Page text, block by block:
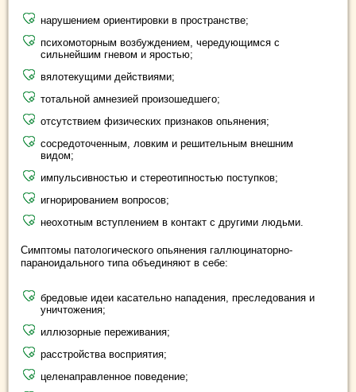
нарушением ориентировки в пространстве;
психомоторным возбуждением, чередующимся с
сильнейшим гневом и яростью;
вялотекущими действиями;
тотальной амнезией произошедшего;
отсутствием физических признаков опьянения;
сосредоточенным, ловким и решительным внешним
видом;
импульсивностью и стереотипностью поступков;
игнорированием вопросов;
неохотным вступлением в контакт с другими людьми.
Симптомы патологического опьянения галлюцинаторно-
параноидального типа объединяют в себе:
бредовые идеи касательно нападения, преследования и
уничтожения;
иллюзорные переживания;
расстройства восприятия;
целенаправленное поведение;